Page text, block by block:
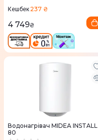
Кешбек 237 ₴
4 749₴
Водонагрівач MIDEA INSTALL
80